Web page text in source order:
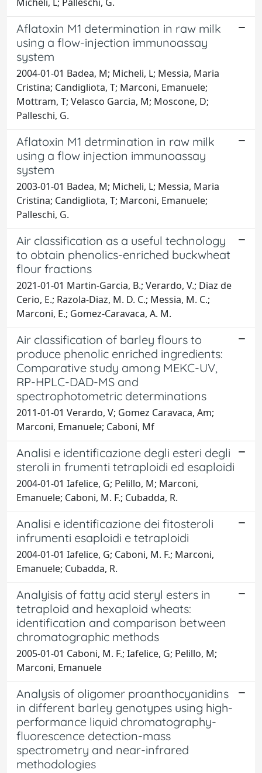
Aflatoxin M1 determination in raw milk
using a flow-injection immunoassay
system
2004-01-01 Badea, M; Micheli, L; Messia, Maria
Cristina; Candigliota, T; Marconi, Emanuele;
Mottram, T; Velasco Garcia, M; Moscone, D;
Palleschi, G.
Aflatoxin M1 detrmination in raw milk
using a flow injection immunoassay
system
2003-01-01 Badea, M; Micheli, L; Messia, Maria
Cristina; Candigliota, T; Marconi, Emanuele;
Palleschi, G.
Air classification as a useful technology
to obtain phenolics-enriched buckwheat
flour fractions
2021-01-01 Martin-Garcia, B.; Verardo, V.; Diaz de
Cerio, E.; Razola-Diaz, M. D. C.; Messia, M. C.;
Marconi, E.; Gomez-Caravaca, A. M.
Air classification of barley flours to
produce phenolic enriched ingredients:
Comparative study among MEKC-UV,
RP-HPLC-DAD-MS and
spectrophotometric determinations
2011-01-01 Verardo, V; Gomez Caravaca, Am;
Marconi, Emanuele; Caboni, Mf
Analisi e identificazione degli esteri degli
steroli in frumenti tetraploidi ed esaploidi
2004-01-01 Iafelice, G; Pelillo, M; Marconi,
Emanuele; Caboni, M. F.; Cubadda, R.
Analisi e identificazione dei fitosteroli
infrumenti esaploidi e tetraploidi
2004-01-01 Iafelice, G; Caboni, M. F.; Marconi,
Emanuele; Cubadda, R.
Analyisis of fatty acid steryl esters in
tetraploid and hexaploid wheats:
identification and comparison between
chromatographic methods
2005-01-01 Caboni, M. F.; Iafelice, G; Pelillo, M;
Marconi, Emanuele
Analysis of oligomer proanthocyanidins
in different barley genotypes using high-
performance liquid chromatography-
fluorescence detection-mass
spectrometry and near-infrared
methodologies